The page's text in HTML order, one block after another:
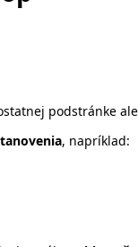
podstránke
, napríklad: